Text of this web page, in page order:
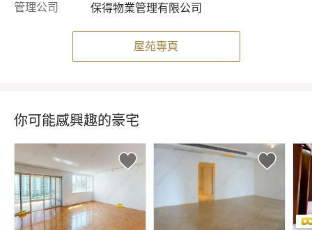
管理公司 保得物業管理有限公司
屋苑專頁
你可能感興趣的豪宅